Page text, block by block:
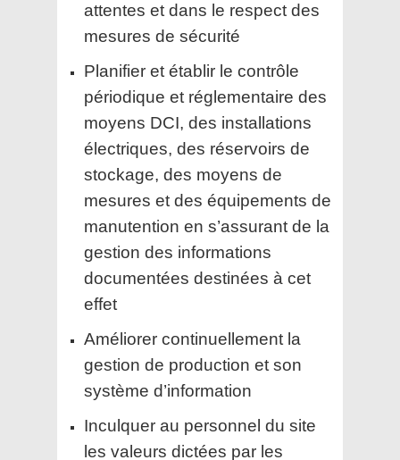
attentes et dans le respect des
mesures de sécurité
Planifier et établir le contrôle
périodique et réglementaire des
moyens DCI, des installations
électriques, des réservoirs de
stockage, des moyens de
mesures et des équipements de
manutention en s’assurant de la
gestion des informations
documentées destinées à cet
effet
Améliorer continuellement la
gestion de production et son
système d’information
Inculquer au personnel du site
les valeurs dictées par les